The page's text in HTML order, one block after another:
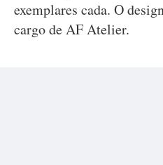
exemplares cada. O
cargo de AF Atelier.